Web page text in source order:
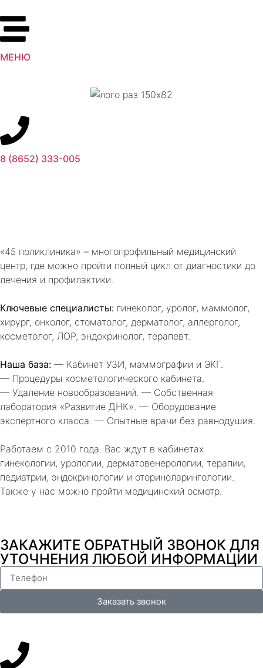
МЕНЮ
8 (8652) 333-005
«45 поликлиника» – многопрофильный медицинский
центр, где можно пройти полный цикл от диагностики до
лечения и профилактики.
Ключевые специалисты: гинеколог, уролог, маммолог,
хирург, онколог, стоматолог, дерматолог, аллерголог,
косметолог, ЛОР, эндокринолог, терапевт.
Наша база: — Кабинет УЗИ, маммографии и ЭКГ.
— Процедуры косметологического кабинета.
— Удаление новообразований. — Собственная
лаборатория «Развитие ДНК». — Оборудование
экспертного класса. — Опытные врачи без равнодушия.
Работаем с 2010 года. Вас ждут в кабинетах
гинекологии, урологии, дерматовенерологии, терапии,
педиатрии, эндокринологии и оториноларингологии.
Также у нас можно пройти медицинский осмотр.
ЗАКАЖИТЕ ОБРАТНЫЙ ЗВОНОК ДЛЯ
УТОЧНЕНИЯ ЛЮБОЙ ИНФОРМАЦИИ
Заказать звонок